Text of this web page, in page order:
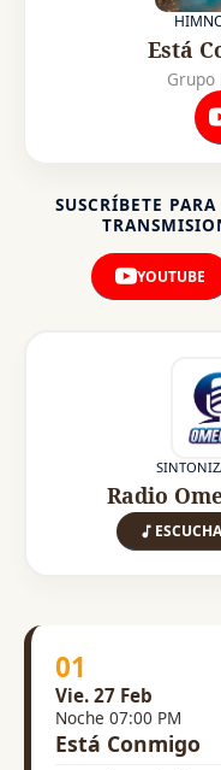
Está
Grupo
SUSCRÍBETE
YOUTUBE
Radio
01
Vie. 27 Feb
Noche 07:00 PM
Está Conmigo